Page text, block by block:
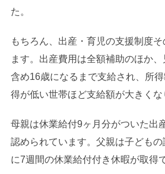
た。
もちろん、出産・育児の支援制度
ます。出産費用は全額補助のほか
含め16歳になるまで支給され、所
得が低い世帯ほど支給額が大きくな
母親は休業給付9ヶ月分がついた出
認められています。父親は子ども
に7週間の休業給付付き休暇が取得